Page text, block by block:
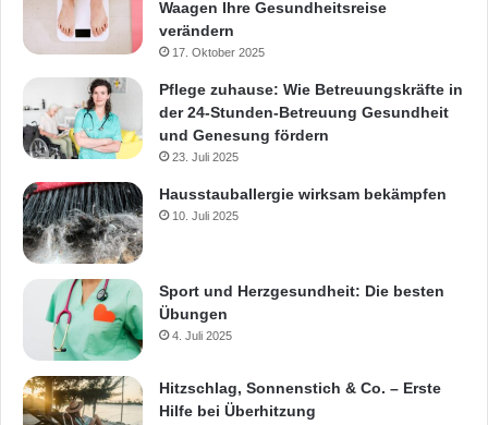
Waagen Ihre Gesundheitsreise
verändern
17. Oktober 2025
Pflege zuhause: Wie Betreuungskräfte in
der 24-Stunden-Betreuung Gesundheit
und Genesung fördern
23. Juli 2025
Hausstauballergie wirksam bekämpfen
10. Juli 2025
Sport und Herzgesundheit: Die besten
Übungen
4. Juli 2025
Hitzschlag, Sonnenstich & Co. – Erste
Hilfe bei Überhitzung